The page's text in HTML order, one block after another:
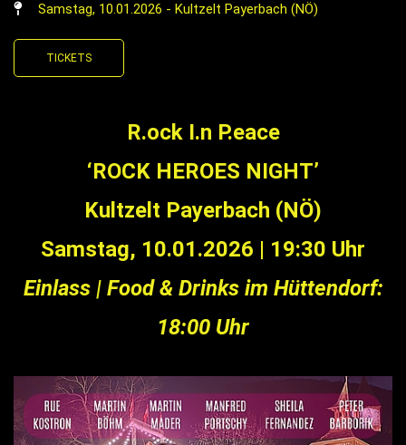
Samstag, 10.01.2026 - Kultzelt Payerbach (NÖ)
TICKETS
R.ock I.n P.eace
‘ROCK HEROES NIGHT’
Kultzelt Payerbach (NÖ)
Samstag, 10.01.2026 | 19:30 Uhr
Einlass | Food & Drinks im Hüttendorf:
18:00 Uhr